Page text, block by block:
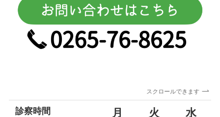
スクロールできます
診察時間 月 火 水